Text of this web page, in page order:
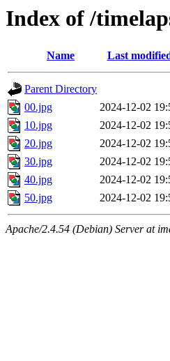
Index of /
Name Last
Parent Directory
00.jpg
2024-12-02
10.jpg
2024-12-02
20.jpg
2024-12-02
30.jpg
2024-12-02
40.jpg
2024-12-02
50.jpg
2024-12-02
Apache/2.4.54 (Debian) Server at